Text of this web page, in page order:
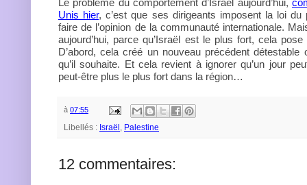
Le problème du comportement d’Israël aujourd’hui,
Unis hier, c’est que ses dirigeants imposent la loi du
faire de l’opinion de la communauté internationale.
aujourd’hui, parce qu’Israël est le plus fort, cela
D’abord, cela créé un nouveau précédent
qu’il souhaite. Et cela revient à ignorer qu’un jour
peut-être plus le plus fort dans la région…
à 07:55
Libellés : Israël Palestine
12 commentaires: